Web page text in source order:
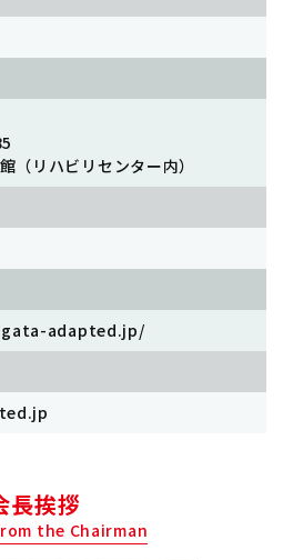
（リハビリセンター内）
adapted.jp/
長挨拶
the Chairman